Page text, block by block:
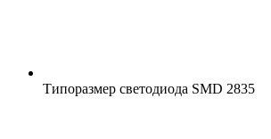
Типоразмер светодиода SMD 2835